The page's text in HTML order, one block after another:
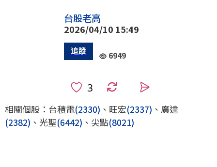
台股老高
2026/04/10 15:49
6949
相關個股：台積電(2330) 、旺宏(2337) 、廣達
(2382) 、光聖(6442) 、尖點(8021)